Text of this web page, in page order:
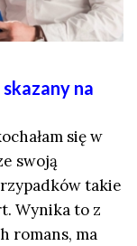
na
się w
swoją
takie
Wynika to z
romans, ma